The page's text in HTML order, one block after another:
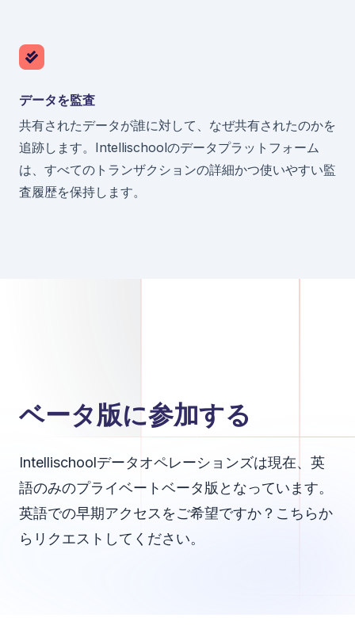
データを監査
共有されたデータが誰に対して、なぜ共有されたのかを
追跡します。Intellischoolのデータプラットフォーム
は、すべてのトランザクションの詳細かつ使いやすい監
査履歴を保持します。
ベータ版に参加する
Intellischoolデータオペレーションズは現在、英
語のみのプライベートベータ版となっています。
英語での早期アクセスをご希望ですか？こちらか
らリクエストしてください。